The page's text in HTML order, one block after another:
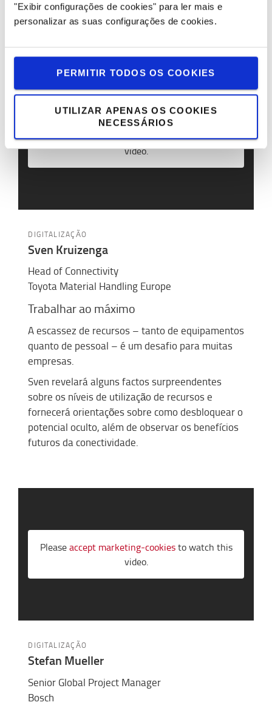
"Exibir configurações de cookies" para ler mais e
personalizar as suas configurações de cookies.
PERMITIR TODOS OS COOKIES
UTILIZAR APENAS OS COOKIES
NECESSÁRIOS
encomendas. Aproveite a oportunidade de ouvir o
pensamento de ponta da Microsoft e o foco na
segurança de dados.
Pleaseaccept marketing-cookiesto watch this
video.
DIGITALIZAÇÃO
Sven Kruizenga
Head of Connectivity
Toyota Material Handling Europe
Trabalharao máximo
A escassez de recursos – tanto de equipamentos
quanto de pessoal – é um desafio para muitas
empresas.
Sven revelará alguns factos surpreendentes
sobre os níveis de utilização de recursos e
fornecerá orientações sobre como desbloquear o
potencial oculto, além de observar os benefícios
futuros da conectividade.
Pleaseaccept marketing-cookiesto watch this
video.
DIGITALIZAÇÃO
Stefan Mueller
Senior Global Project Manager
Bosch